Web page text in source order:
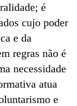
é
cujo poder
e da
regras não é
necessidade
atua
e